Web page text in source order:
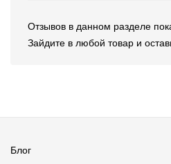
Отзывов в данном разделе
Зайдите в любой товар и
Блог